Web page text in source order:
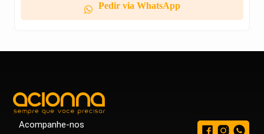
Pedir via WhatsApp
Acompanhe-nos